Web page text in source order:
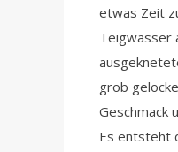
etwas Zeit
Teigwasser
grob
Geschmack
Es entsteht